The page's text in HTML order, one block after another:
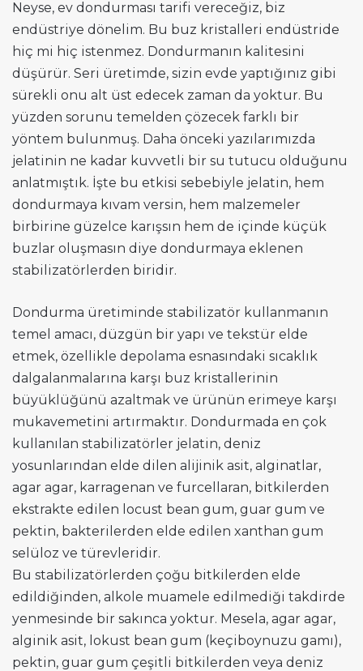
Neyse, ev dondurması tarifi vereceğiz, biz
endüstriye dönelim. Bu buz kristalleri endüstride
hiç mi hiç istenmez. Dondurmanın kalitesini
düşürür. Seri üretimde, sizin evde yaptığınız gibi
sürekli onu alt üst edecek zaman da yoktur. Bu
yüzden sorunu temelden çözecek farklı bir
yöntem bulunmuş. Daha önceki yazılarımızda
jelatinin ne kadar kuvvetli bir su tutucu olduğunu
anlatmıştık. İşte bu etkisi sebebiyle jelatin, hem
dondurmaya kıvam versin, hem malzemeler
birbirine güzelce karışsın hem de içinde küçük
buzlar oluşmasın diye dondurmaya eklenen
stabilizatörlerden biridir.
Dondurma üretiminde stabilizatör kullanmanın
temel amacı, düzgün bir yapı ve tekstür elde
etmek, özellikle depolama esnasındaki sıcaklık
dalgalanmalarına karşı buz kristallerinin
büyüklüğünü azaltmak ve ürünün erimeye karşı
mukavemetini artırmaktır. Dondurmada en çok
kullanılan stabilizatörler jelatin, deniz
yosunlarından elde dilen alijinik asit, alginatlar,
agar agar, karragenan ve furcellaran, bitkilerden
ekstrakte edilen locust bean gum, guar gum ve
pektin, bakterilerden elde edilen xanthan gum
selüloz ve türevleridir.
Bu stabilizatörlerden çoğu bitkilerden elde
edildiğinden, alkole muamele edilmediği takdirde
yenmesinde bir sakınca yoktur. Mesela, agar agar,
alginik asit, lokust bean gum (keçiboynuzu gamı),
pektin, guar gum çeşitli bitkilerden veya deniz